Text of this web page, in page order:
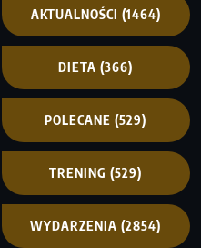
AKTUALNOŚCI (1464)
DIETA (366)
POLECANE (529)
TRENING (529)
WYDARZENIA (2854)